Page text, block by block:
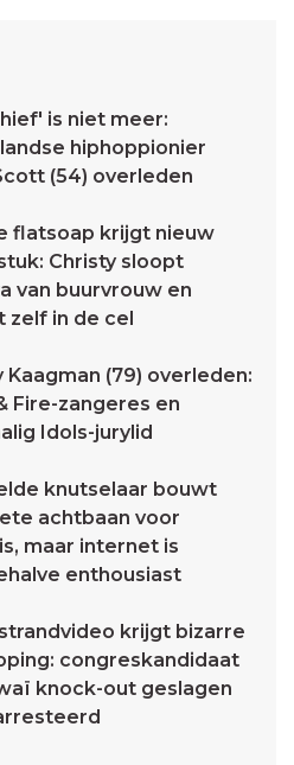
is niet meer:
hiphoppionier
(54) overleden
flatsoap krijgt nieuw
Christy sloopt
van buurvrouw en
zelf in de cel
Kaagman (79) overleden:
Fire-zangeres en
Idols-jurylid
knutselaar bouwt
achtbaan voor
maar internet is
enthousiast
krijgt bizarre
congreskandidaat
knock-out geslagen